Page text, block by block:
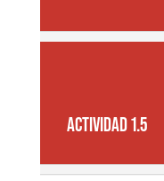
ACTIVIDAD 1.5